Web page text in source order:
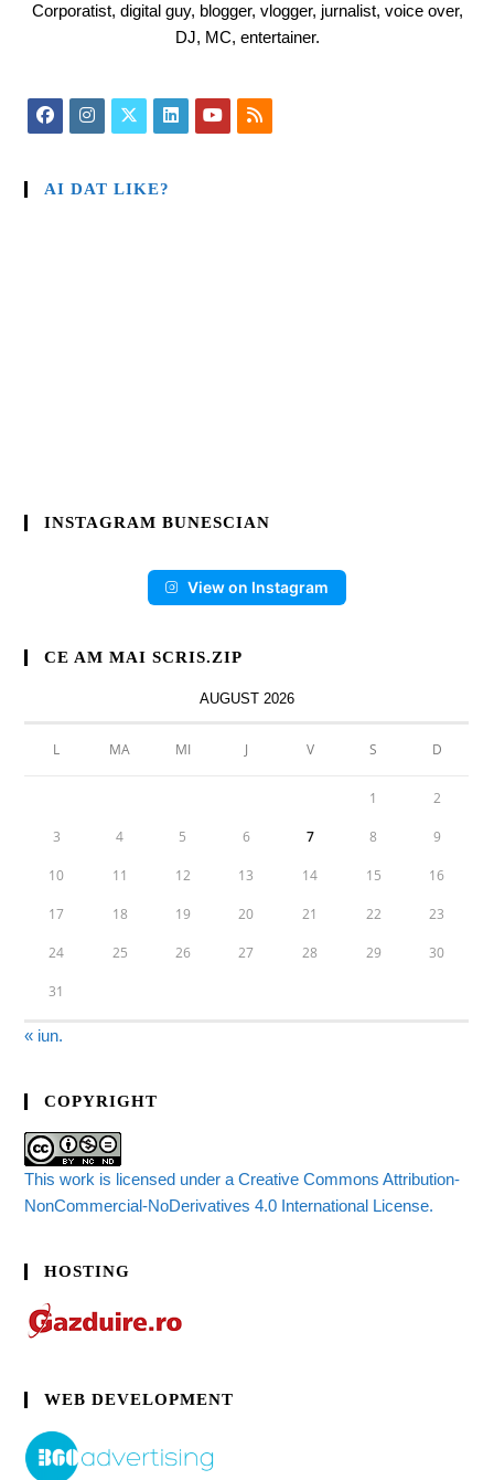
Corporatist, digital guy, blogger, vlogger, jurnalist, voice over,
DJ, MC, entertainer.
AI DAT LIKE?
INSTAGRAM BUNESCIAN
View on Instagram
CE AM MAI SCRIS.ZIP
AUGUST 2026
L MA MI J V S D
1 2
3 4 5 6 7 8 9
10 11 12 13 14 15 16
17 18 19 20 21 22 23
24 25 26 27 28 29 30
31
« iun.
COPYRIGHT
This work is licensed under a Creative Commons Attribution-
NonCommercial-NoDerivatives 4.0 International License.
HOSTING
WEB DEVELOPMENT